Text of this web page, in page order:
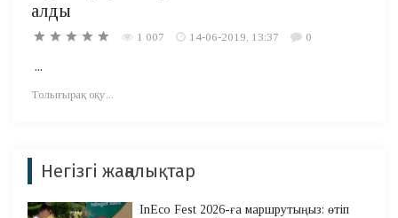
алды
1 007 14-06-2019, 13:37 0
...
Толығырақ оқу...
Негізгі жаңалықтар
InEco Fest 2026-ға маршрутыңыз: өтіп